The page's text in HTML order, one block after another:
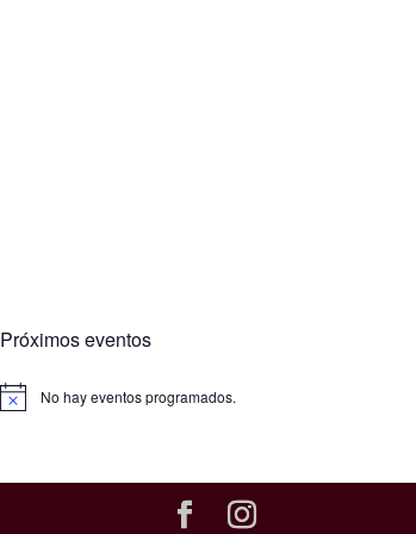
Próximos eventos
No hay eventos programados.